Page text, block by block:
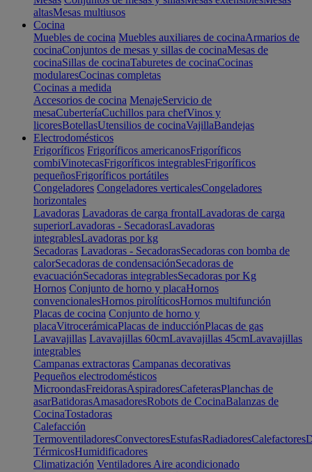
altasMesas multiusos
Cocina
Muebles de cocina Muebles auxiliares de cocinaArmarios de
cocinaConjuntos de mesas y sillas de cocinaMesas de
cocinaSillas de cocinaTaburetes de cocinaCocinas
modularesCocinas completas
Cocinas a medida
Accesorios de cocina MenajeServicio de
mesaCuberteríaCuchillos para chefVinos y
licoresBotellasUtensilios de cocinaVajillaBandejas
Electrodomésticos
Frigoríficos Frigoríficos americanosFrigoríficos
combiVinotecasFrigoríficos integrablesFrigoríficos
pequeñosFrigoríficos portátiles
Congeladores Congeladores verticalesCongeladores
horizontales
Lavadoras Lavadoras de carga frontalLavadoras de carga
superiorLavadoras - SecadorasLavadoras
integrablesLavadoras por kg
Secadoras Lavadoras - SecadorasSecadoras con bomba de
calorSecadoras de condensaciónSecadoras de
evacuaciónSecadoras integrablesSecadoras por Kg
Hornos Conjunto de horno y placaHornos
convencionalesHornos pirolíticosHornos multifunción
Placas de cocina Conjunto de horno y
placaVitrocerámicaPlacas de inducciónPlacas de gas
Lavavajillas Lavavajillas 60cmLavavajillas 45cmLavavajillas
integrables
Campanas extractoras Campanas decorativas
Pequeños electrodomésticos
MicroondasFreidorasAspiradoresCafeterasPlanchas de
asarBatidorasAmasadoresRobots de CocinaBalanzas de
CocinaTostadoras
Calefacción
TermoventiladoresConvectoresEstufasRadiadoresCalefactores
TérmicosHumidificadores
Climatización Ventiladores Aire acondicionado